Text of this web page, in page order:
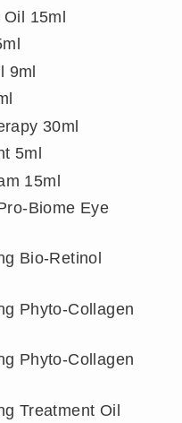
15ml
9ml
30ml
5ml
15ml
Biome Eye
Bio-Retinol
Phyto-Collagen
Phyto-Collagen
Treatment Oil